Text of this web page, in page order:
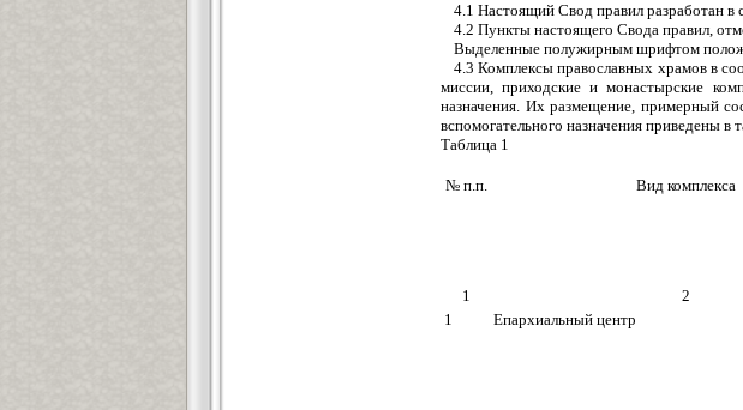
4.1 Настоящий Свод правил разработан
4.2 Пункты настоящего Свода правил,
Выделенные полужирным шрифтом
4.3 Комплексы православных храмов в
миссии, приходские и монастырские
назначения. Их размещение, примерный
вспомогательного назначения приведены в
Таблица 1
№ п.п. Вид комплекса
1
2
1
Епархиальный центр